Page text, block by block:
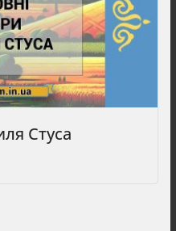
Стуса